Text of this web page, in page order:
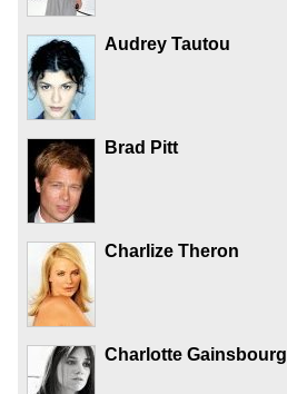
Audrey Tautou
Brad Pitt
Charlize Theron
Charlotte Gainsbourg